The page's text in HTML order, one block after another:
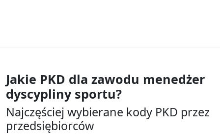
Jakie PKD dla zawodu menedżer
dyscypliny sportu?
Najczęściej wybierane kody PKD przez
przedsiębiorców